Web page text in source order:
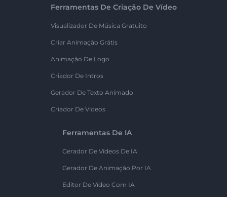
Ferramentas De Criação De Vídeo
Visualizador De Música Gratuito
Criar Animação Grátis
Animação De Logo
Criador De Intros
Gerador De Texto Animado
Criador De Vídeos
Ferramentas De IA
Gerador De Vídeos De IA
Gerador De Animação Por IA
Editor De Vídeo Com IA